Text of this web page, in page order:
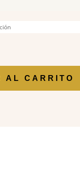
AL CARRITO